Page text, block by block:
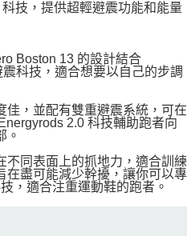
技，提供超輕避震功能和能量
Boston 13 的設計結合
科技，適合想要以自己的步調
佳，並配有雙重避震系統，可在
2.0 科技輔助跑者向
。
不同表面上的抓地力，適合訓練
在盡可能減少幹擾，讓你可以專
，適合注重運動鞋的跑者。